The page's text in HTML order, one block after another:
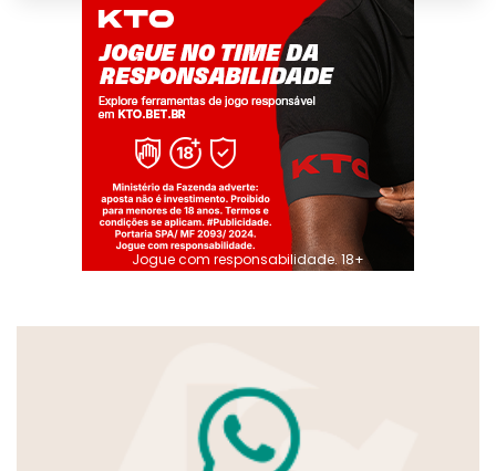
Jogue com responsabilidade. 18+